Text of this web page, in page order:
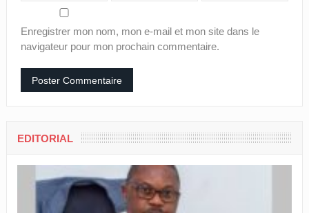
Enregistrer mon nom, mon e-mail et mon site dans le
navigateur pour mon prochain commentaire.
EDITORIAL